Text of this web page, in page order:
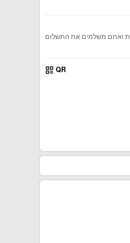
ואתם משלמים את התשלום
QR
qr_code